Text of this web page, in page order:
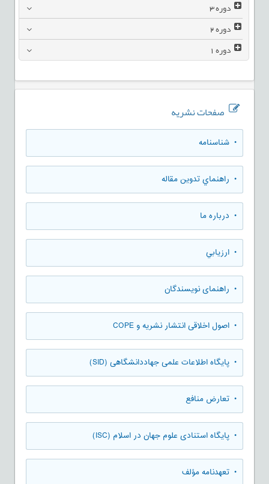
دوره3
دوره2
دوره1
صفحات نشریه
• شناسنامه
• راهنماي تدوين مقاله
• درباره ما
• ارزيابي
• راهنمای نویسندگان
• اصول اخلاقی انتشار نشریه و COPE
• پایگاه اطلاعات علمی جهاددانشگاهی (SID)
• تعارض منافع
• پایگاه استنادی علوم جهان در اسلام (ISC)
• تعهدنامه مؤلف